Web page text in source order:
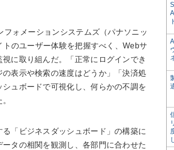
ォメーションシステムズ（パナソニッ
のユーザー体験を把握すべく、Webサ
に取り組んだ。「正常にログインでき
表示や検索の速度はどうか」「決済処
ュボードで可視化し、何らかの不調を
「ビジネスダッシュボード」の構築に
タの相関を観測し、各部門に合わせた